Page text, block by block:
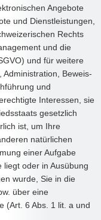
Angebote
und Dienstleistungen,
Rechts
und die
und für weitere
Beweis-
und
Interessen, sie
gesetzlich
ist, um Ihre
natürlichen
einer Aufgabe
oder in Ausübung
wurde, Sie in die
über eine
(Art. 6 Abs. 1 lit. a und